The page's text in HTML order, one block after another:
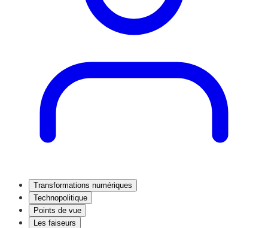
Transformations numériques
Technopolitique
Points de vue
Les faiseurs